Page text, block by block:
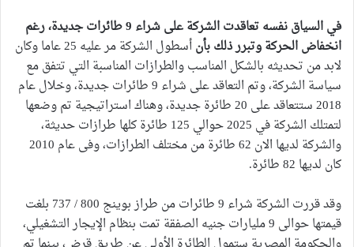
في السياق نفسه تعاقدت الشركة على شراء 9 طائرات جديدة، رغم
انخفاض الحركة وتبرر ذلك بأن
أسطول الشركة مر عليه 25 عاما وكان
لابد من تحديثه بالشكل المناسب والطرازات المناسبة التي تتفق مع
سياسة الشركة، وتم التعاقد على شراء 9 طائرات جديدة، وخلال عام
2018 ستتعاقد على 20 طائرة جديدة، وهناك استراتيجية تم وضعها
لتمتلك الشركة في 2025 حوالي 125 طائرة كلها طرازات حديثة،
والشركة لديها الان 62 طائرة من مختلف الطرازات، وفى عام 2010
كان لديها 82 طائرة.
وقد قررت الشركة شراء 9 طائرات من طراز بوينج 800 / 737 بلغت
قيمتها حوالى 9 مليارات جنيه الصفقة تمت بنظام الإيجار التشغيلي،